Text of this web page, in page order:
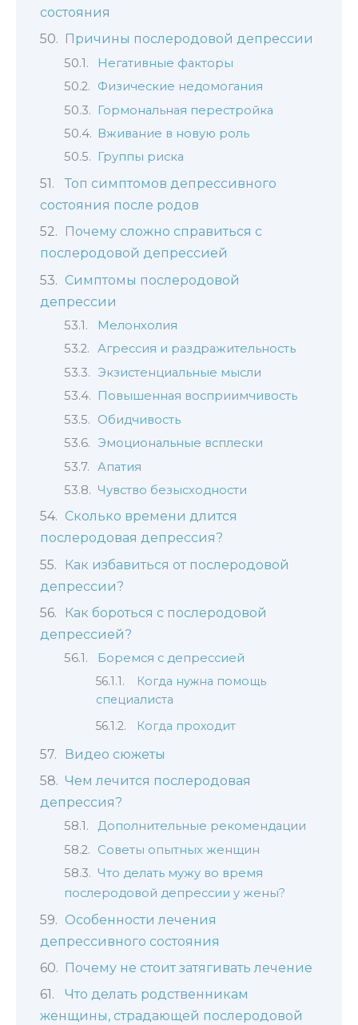
состояния
Причины послеродовой депрессии
Негативные факторы
Физические недомогания
Гормональная перестройка
Вживание в новую роль
Группы риска
Топ симптомов депрессивного
состояния после родов
Почему сложно справиться с
послеродовой депрессией
Симптомы послеродовой
депрессии
Мелонхолия
Агрессия и раздражительность
Экзистенциальные мысли
Повышенная восприимчивость
Обидчивость
Эмоциональные всплески
Апатия
Чувство безысходности
Сколько времени длится
послеродовая депрессия?
Как избавиться от послеродовой
депрессии?
Как бороться с послеродовой
депрессией?
Боремся с депрессией
Когда нужна помощь
специалиста
Когда проходит
Видео сюжеты
Чем лечится послеродовая
депрессия?
Дополнительные рекомендации
Советы опытных женщин
Что делать мужу во время
послеродовой депрессии у жены?
Особенности лечения
депрессивного состояния
Почему не стоит затягивать лечение
Что делать родственникам
женщины, страдающей послеродовой